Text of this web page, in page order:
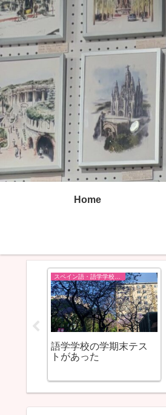
Home
語学学校の学期末テス
トがあった